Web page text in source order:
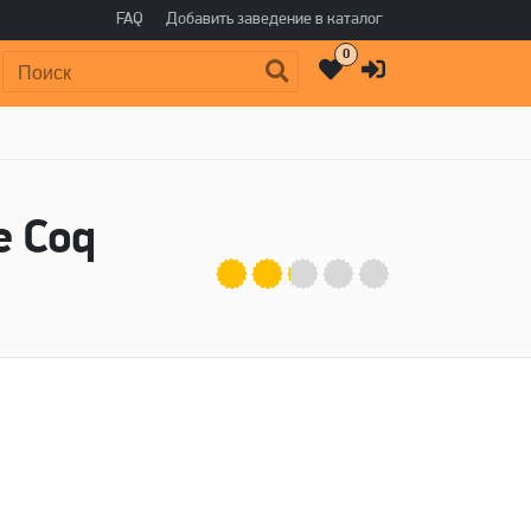
FAQ Добавить заведение в каталог
Поиск: 0
Coq